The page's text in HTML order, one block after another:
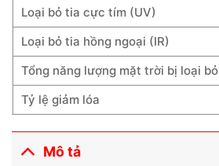
Loại bỏ tia cực tím (UV)
Loại bỏ tia hồng ngoại (IR)
Tổng năng lượng mặt trời bị loại bỏ
Tỷ lệ giảm lóa
Mô tả